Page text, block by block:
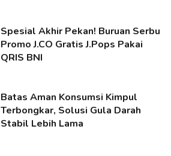
Spesial Akhir Pekan! Buruan Serbu
Promo J.CO Gratis J.Pops Pakai
QRIS BNI
Batas Aman Konsumsi Kimpul
Terbongkar, Solusi Gula Darah
Stabil Lebih Lama